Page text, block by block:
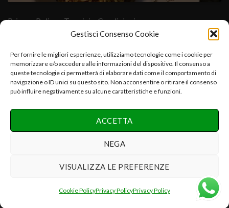
Gestisci Consenso Cookie
Per fornire le migliori esperienze, utilizziamo tecnologie come i cookie per
memorizzare e/o accedere alle informazioni del dispositivo. Il consenso a
queste tecnologie ci permetterà di elaborare dati come il comportamento di
navigazione o ID unici su questo sito. Non acconsentire o ritirare il consenso
può influire negativamente su alcune caratteristiche e funzioni.
ACCETTA
NEGA
VISUALIZZA LE PREFERENZE
Cookie PolicyPrivacy PolicyPrivacy Policy
Privacy Policy- Termini e Condizioni
Cuore Verde Natura srls , via I°Maggio,25-06054.Fratta Todina-
PG-Italy C.f.-P.iva:03392670547-CCIAA PG 03392670547-
REA:PG-286075 e.mail:info@cuoreverdenatura.com
Copyright 2026 ©Cuore Verde Natura srls Tutti i diritti
riservati
Realizzazione Networx Internet Solutions PHOTO-VIDEO &
DESIGN by Danilo P.